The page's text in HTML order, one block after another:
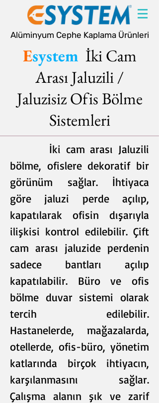
Alüminyum Cephe Kaplama Ürünleri
Esystem İki Cam
Arası Jaluzili /
Jaluzisiz Ofis Bölme
Sistemleri
İki cam arası Jaluzili
bölme, ofislere dekoratif bir
görünüm sağlar. İhtiyaca
göre jaluzi perde açılıp,
kapatılarak ofisin dışarıyla
ilişkisi kontrol edilebilir. Çift
cam arası jaluzide perdenin
sadece bantları açılıp
kapatılabilir. Büro ve ofis
bölme duvar sistemi olarak
tercih edilebilir.
Hastanelerde, mağazalarda,
otellerde, ofis-büro, yönetim
katlarında birçok ihtiyacın,
karşılanmasını sağlar.
Çalışma alanın şık ve zarif